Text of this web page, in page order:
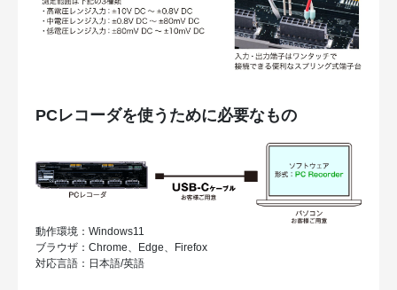
PCレコーダを使うために必要なもの
動作環境：Windows11
ブラウザ：Chrome、Edge、Firefox
対応言語：日本語/英語